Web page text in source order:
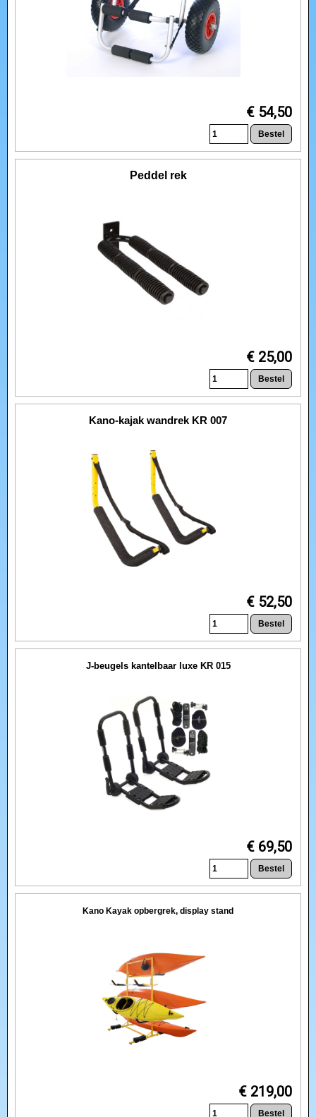
€ 54,50
Peddel rek
€ 25,00
Kano-kajak wandrek KR 007
€ 52,50
J-beugels kantelbaar luxe KR 015
€ 69,50
Kano Kayak opbergrek, display stand
€ 219,00